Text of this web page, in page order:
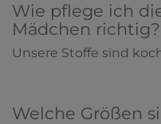
Wie pflege ich
Mädchen richtig?
Unsere Stoffe sind
Welche Größen